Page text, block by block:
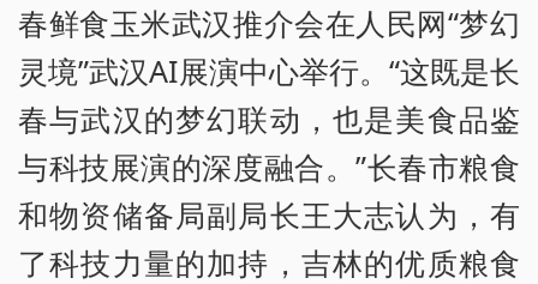
春鲜食玉米武汉推介会在人民网“梦幻
灵境”武汉AI展演中心举行。“这既是长
春与武汉的梦幻联动，也是美食品鉴
与科技展演的深度融合。”长春市粮食
和物资储备局副局长王大志认为，有
了科技力量的加持，吉林的优质粮食